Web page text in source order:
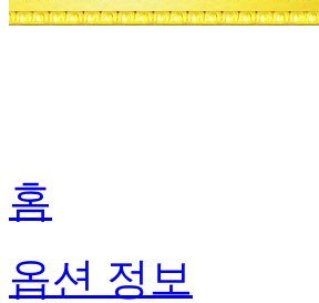
홈
옵션 정보